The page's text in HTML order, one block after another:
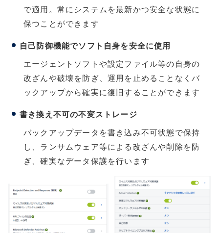
で適用。常にシステムを最新かつ安全な状態に
保つことができます
自己防御機能でソフト自身を安全に使用
エージェントソフトや設定ファイル等の自身の
改ざんや破壊を防ぎ、運用を止めることなくバ
ックアップから確実に復旧することができます
書き換え不可の不変ストレージ
バックアップデータを書き込み不可状態で保持
し、ランサムウェア等による改ざんや削除を防
ぎ、確実なデータ保護を行います